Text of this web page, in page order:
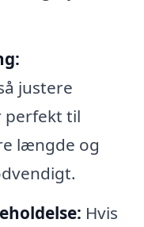
justere
perfekt til
længde og
Hvis